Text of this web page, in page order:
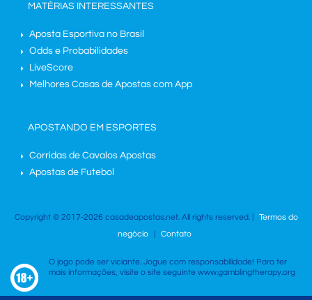
MATÉRIAS INTERESSANTES
Aposta Esportiva no Brasil
Odds e Probabilidades
LiveScore
Melhores Casas de Apostas com App
APOSTANDO EM ESPORTES
Corridas de Cavalos Apostas
Apostas de Futebol
Copyright © 2017-2026 casadeapostas.net. All rights reserved. |
Termos do
negócio
Contato
O jogo pode ser viciante. Jogue com responsabilidade! Para ter
mais informações, visite o site seguinte www.gamblingtherapy.org